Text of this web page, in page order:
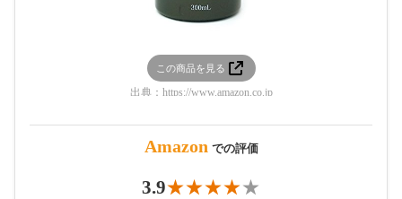
この商品を見る
出典： https://www.amazon.co.jp
Amazon での評価
3.9